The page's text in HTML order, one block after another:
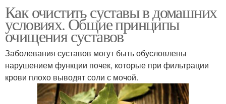
Как очистить суставы в домашних
условиях. Общие принципы
очищения суставов
Заболевания суставов могут быть обусловлены
нарушением функции почек, которые при фильтрации
крови плохо выводят соли с мочой.